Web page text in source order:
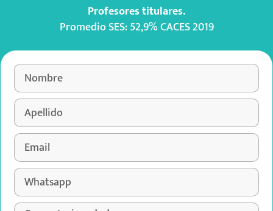
Profesores titulares.
Promedio SES: 52,9% CACES 2019